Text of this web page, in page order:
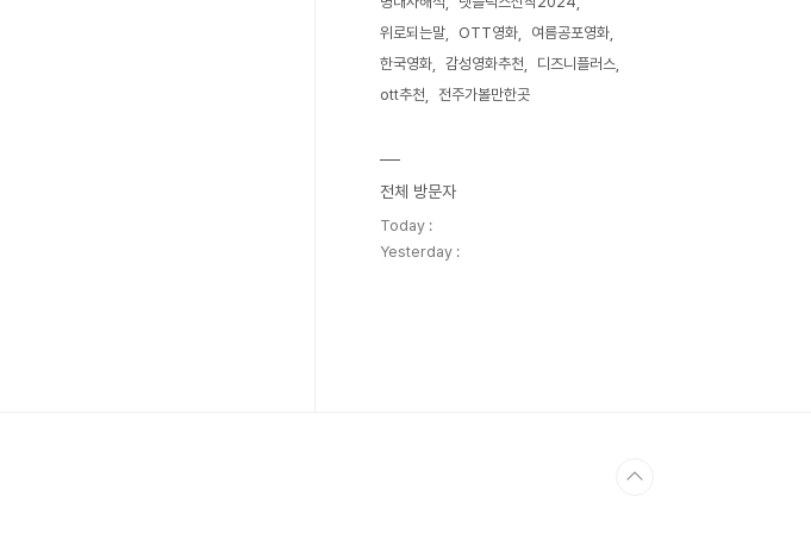
위로되는말
OTT영화
여름공포영화
한국영화
감성영화추천
디즈니플러스
ott추천
전주가볼만한곳
전체 방문자
Today :
Yesterday :